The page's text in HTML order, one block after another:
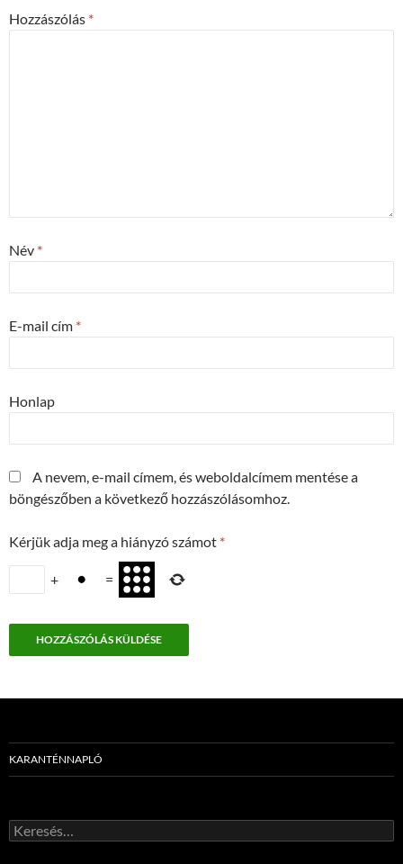
Hozzászólás *
Név *
E-mail cím *
Honlap
A nevem, e-mail címem, és weboldalcímem mentése a
böngészőben a következő hozzászólásomhoz.
Kérjük adja meg a hiányzó számot *
+ =
KARANTÉNNAPLÓ
Keresés: